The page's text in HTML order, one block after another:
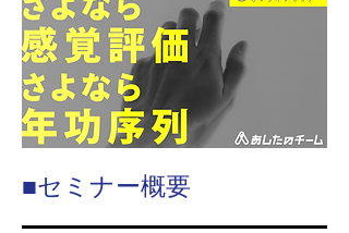
■セミナー概要